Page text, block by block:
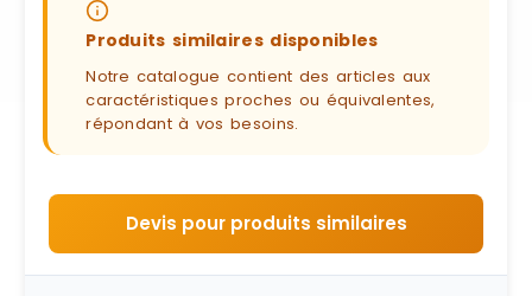
Produits similaires disponibles
Notre catalogue contient des articles aux
caractéristiques proches ou équivalentes,
répondant à vos besoins.
Devis pour produits similaires